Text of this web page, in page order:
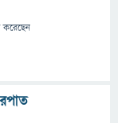
করেছেন